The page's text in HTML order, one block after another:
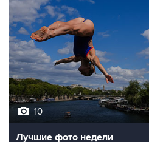
10
Лучшие фото недели